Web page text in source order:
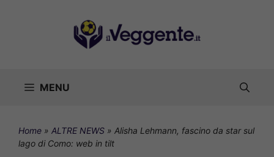
MENU
Home » ALTRE NEWS » Alisha Lehmann, fascino da star sul
lago di Como: web in tilt